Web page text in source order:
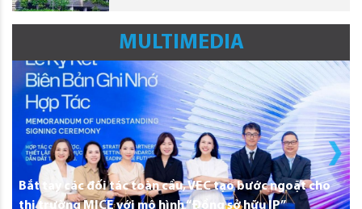
MULTIMEDIA
Bắt tay các đối tác toàn cầu, VEC tạo bước ngoặt cho
thị trường MICE với mô hình “Đồng sở hữu IP”